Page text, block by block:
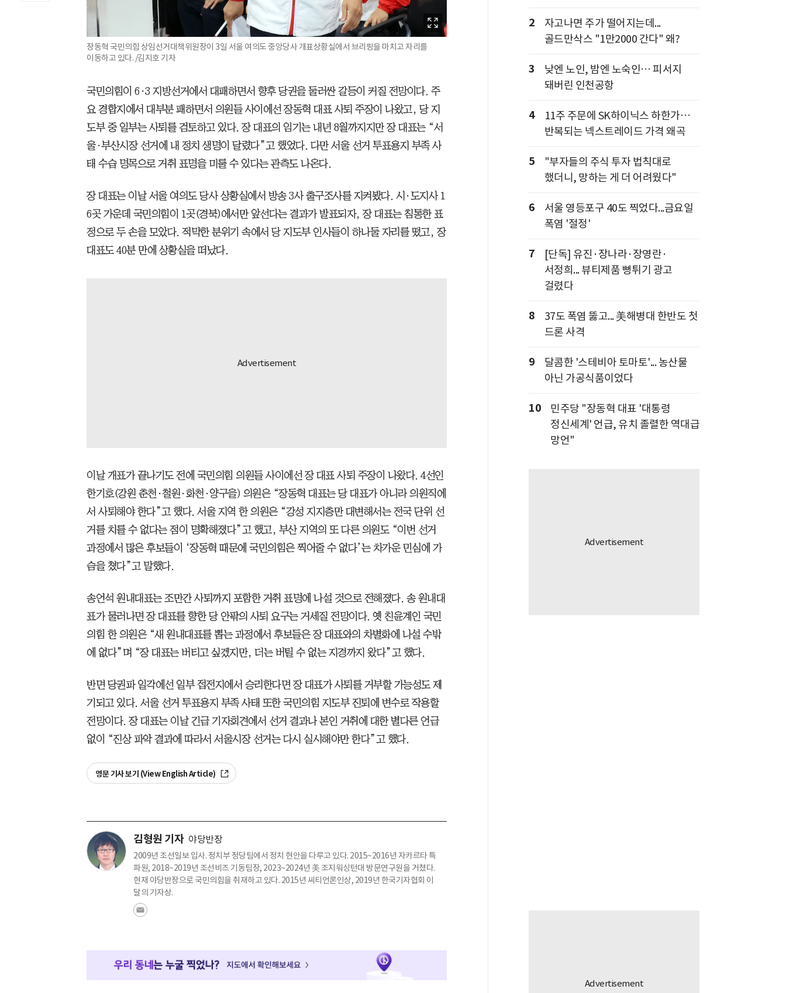
장동혁 국민의힘 상임선거대책위원장이 3일 서울 여의도 중앙당사 개표상황실에서 브리핑을 마치고 자리를
이동하고 있다. /김지호 기자
국민의힘이 6·3 지방선거에서 대패하면서 향후 당권을 둘러싼 갈등이 커질 전망이다. 주
요 경합지에서 대부분 패하면서 의원들 사이에선 장동혁 대표 사퇴 주장이 나왔고, 당 지
도부 중 일부는 사퇴를 검토하고 있다. 장 대표의 임기는 내년 8월까지지만 장 대표는 “서
울·부산시장 선거에 내 정치 생명이 달렸다”고 했었다. 다만 서울 선거 투표용지 부족 사
태 수습 명목으로 거취 표명을 미룰 수 있다는 관측도 나온다.
장 대표는 이날 서울 여의도 당사 상황실에서 방송 3사 출구조사를 지켜봤다. 시·도지사 1
6곳 가운데 국민의힘이 1곳(경북)에서만 앞선다는 결과가 발표되자, 장 대표는 침통한 표
정으로 두 손을 모았다. 적막한 분위기 속에서 당 지도부 인사들이 하나둘 자리를 떴고, 장
대표도 40분 만에 상황실을 떠났다.
이날 개표가 끝나기도 전에 국민의힘 의원들 사이에선 장 대표 사퇴 주장이 나왔다. 4선인
한기호(강원 춘천·철원·화천·양구을) 의원은 “장동혁 대표는 당 대표가 아니라 의원직에
서 사퇴해야 한다”고 했다. 서울 지역 한 의원은 “강성 지지층만 대변해서는 전국 단위 선
거를 치를 수 없다는 점이 명확해졌다”고 했고, 부산 지역의 또 다른 의원도 “이번 선거
과정에서 많은 후보들이 ‘장동혁 때문에 국민의힘은 찍어줄 수 없다’는 차가운 민심에 가
슴을 쳤다”고 말했다.
송언석 원내대표는 조만간 사퇴까지 포함한 거취 표명에 나설 것으로 전해졌다. 송 원내대
표가 물러나면 장 대표를 향한 당 안팎의 사퇴 요구는 거세질 전망이다. 옛 친윤계인 국민
의힘 한 의원은 “새 원내대표를 뽑는 과정에서 후보들은 장 대표와의 차별화에 나설 수밖
에 없다”며 “장 대표는 버티고 싶겠지만, 더는 버틸 수 없는 지경까지 왔다”고 했다.
반면 당권파 일각에선 일부 접전지에서 승리한다면 장 대표가 사퇴를 거부할 가능성도 제
기되고 있다. 서울 선거 투표용지 부족 사태 또한 국민의힘 지도부 진퇴에 변수로 작용할
전망이다. 장 대표는 이날 긴급 기자회견에서 선거 결과나 본인 거취에 대한 별다른 언급
없이 “진상 파악 결과에 따라서 서울시장 선거는 다시 실시해야만 한다”고 했다.
영문 기사 보기 (View English Article)
김형원 기자 야당반장
2009년 조선일보 입사. 정치부 정당팀에서 정치 현안을 다루고 있다. 2015~2016년 자카르타 특
파원, 2018~2019년 조선비즈 기동팀장, 2023~2024년 美 조지워싱턴대 방문연구원을 거쳤다.
현재 야당반장으로 국민의힘을 취재하고 있다. 2015년 씨티언론인상, 2019년 한국기자협회 이
달의 기자상.
2
자고나면 주가 떨어지는데...
골드만삭스 "1만2000 간다" 왜?
3
낮엔 노인, 밤엔 노숙인… 피서지
돼버린 인천공항
4
11주 주문에 SK하이닉스 하한가…
반복되는 넥스트레이드 가격 왜곡
5
"부자들의 주식 투자 법칙대로
했더니, 망하는 게 더 어려웠다"
6
서울 영등포구 40도 찍었다...금요일
폭염 '절정'
7
[단독] 유진·장나라·장영란·
서정희... 뷰티제품 뻥튀기 광고
걸렸다
8
37도 폭염 뚫고... 美해병대 한반도 첫
드론 사격
9
달콤한 '스테비아 토마토'... 농산물
아닌 가공식품이었다
10
민주당 "장동혁 대표 '대통령
정신세계' 언급, 유치 졸렬한 역대급
망언"